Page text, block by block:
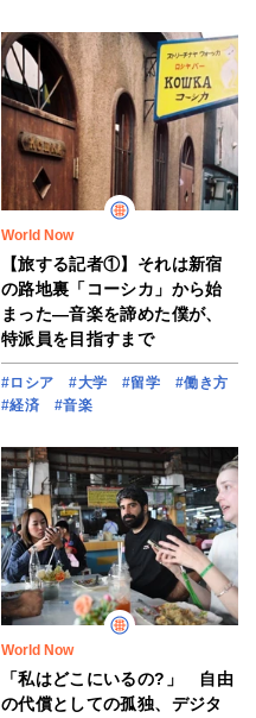
World Now
【旅する記者①】それは新宿
の路地裏「コーシカ」から始
まった―音楽を諦めた僕が、
特派員を目指すまで
#ロシア #大学 #留学
#働き方
#経済
#音楽
World Now
「私はどこにいるの?」 自由
の代償としての孤独、デジタ